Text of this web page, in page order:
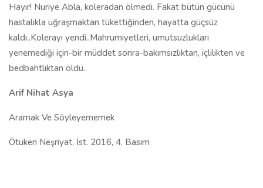
Hayır! Nuriye Abla, koleradan ölmedi. Fakat bütün gücünü
hastalıkla uğraşmaktan tükettiğinden, hayatta güçsüz
kaldı..Kolerayı yendi..Mahrumiyetleri, umutsuzlukları
yenemediği için-bir müddet sonra-bakımsızlıktan, içlilikten ve
bedbahtlıktan öldü.
Arif Nihat Asya
Aramak Ve Söyleyememek
Ötüken Neşriyat, İst. 2016, 4. Basım